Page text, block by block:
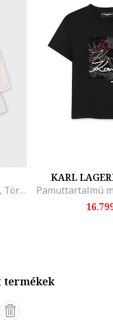
Hosszú ujjú flitteres ruha, Törtfehér
KARL
termékek